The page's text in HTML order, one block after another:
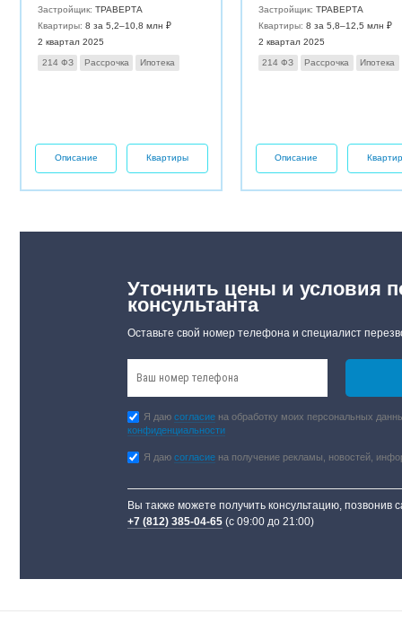
Застройщик:ТРАВЕРТА
Квартиры:8 за 5,2–10,8 млн ₽
2 квартал 2025
214 ФЗ Рассрочка Ипотека
Описание Квартиры
Застройщик: ТРАВЕРТА
Квартиры: 8 за 5,8–12,5 млн ₽
2 квартал 2025
214 ФЗ Рассрочка Ипотека
Описание
Уточнить цены и условия
консультанта
Оставьте свой номер телефона и специалист
Я даюсогласие на обработку моих персональных
конфиденциальности
Я даюсогласие на получение рекламы, новостей,
Вы также можете получить консультацию, позвонив
+7 (812) 385-04-65 (с 09:00 до 21:00)